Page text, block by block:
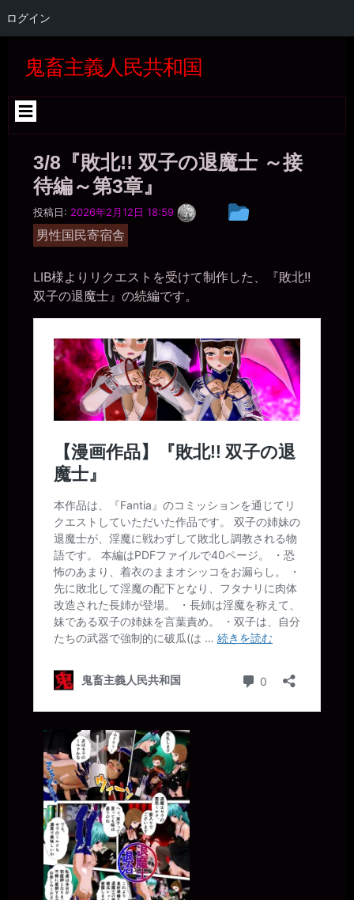
ログイン
ン
テ
ス
ッ
鬼畜主義人民共和国
3/8『敗北!! 双子の退魔士 ～接
待編～第3章』
投稿日: 2026年2月12日 18:59
枚
ー
男性国民寄宿舎
LIB様よりリクエストを受けて制作した、『敗北!!
双子の退魔士』の続編です。